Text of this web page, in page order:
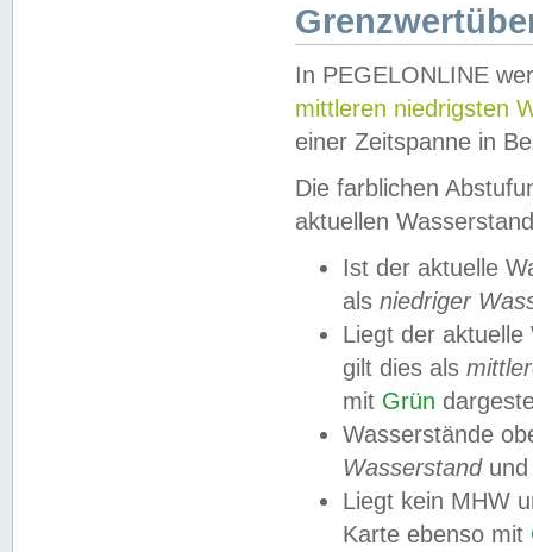
In PEGELONLINE
mittleren niedrigsten
einer Zeitspanne in
Die farblichen
aktuellen
Ist der aktuelle
als niedriger
Liegt der
gilt dies als
mit Grün
Wasserstände
Wasserstandund
Liegt kein MHW
Karte ebenso mit